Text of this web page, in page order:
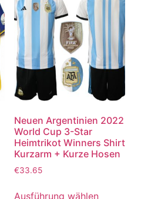
Neuen Argentinien 2022
World Cup 3-Star
Heimtrikot Winners Shirt
Kurzarm + Kurze Hosen
€33.65
Ausführung wählen